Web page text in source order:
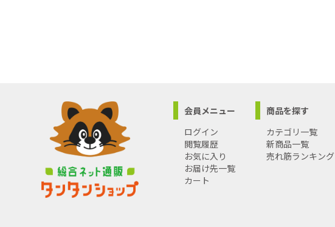
会員メニュー
ログイン
閲覧履歴
お気に入り
お届け先一覧
カート
商品を探す
カテゴリ一覧
新商品一覧
売れ筋ランキング